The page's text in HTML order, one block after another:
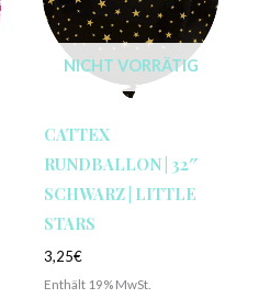
NICHT VORRÄTIG
CATTEX
RUNDBALLON | 32″
SCHWARZ | LITTLE
STARS
3,25€
Enthält 19% MwSt.